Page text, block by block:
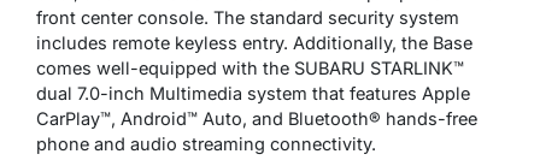
front center console. The standard security system
includes remote keyless entry. Additionally, the Base
comes well-equipped with the SUBARU STARLINK™
dual 7.0-inch Multimedia system that features Apple
CarPlay™, Android™ Auto, and Bluetooth® hands-free
phone and audio streaming connectivity.